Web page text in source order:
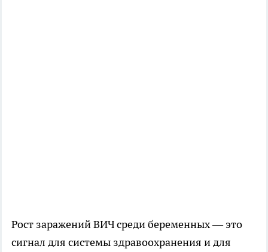
Рост заражений ВИЧ среди беременных — это
сигнал для системы здравоохранения и для